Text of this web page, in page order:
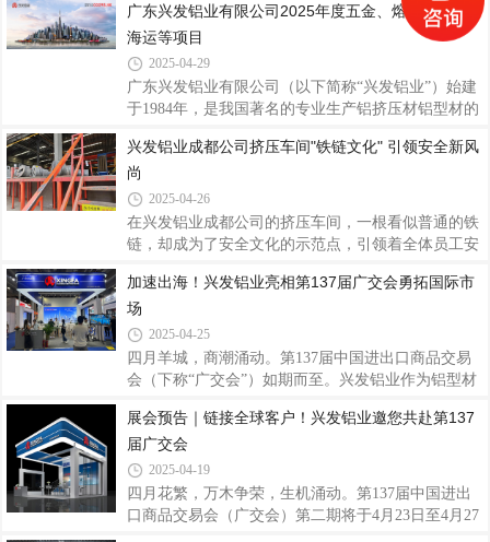
了坚实基础。实地考察交流 携手同行共赢越南经销商
团在兴发铝业工作人员的带领下，前往总部厂区内各
大生产车间进行实地考察，现场观摩了解铝型
1984年创立以来，历经四十余载风雨兼程，从一家名
不见经传的铝型材厂崛起成为行业领军者，更以技术
创新、品质坚守、数智生产和全球化视野，打造出兼
具行业标杆意义与品牌特色的企业形象。一、品质坚
守，筑牢品牌基石在兴发铝业的品牌文化体系
六字核心价值观贯穿始终，产品理念强调“苛求细
节、过程控制”，通过建立国家认可实验室、实施现
代化
广东兴发铝业有限公司2025年度五金、熔辅、包材、
海运等项目
2025-04-29
广东兴发铝业有限公司（以下简称“兴发铝业”）始建
于1984年，是我国著名的专业生产铝挤压材铝型材的
山（3个）、江西宜春、四川成都、河南沁阳、浙江
湖州基地，海外澳洲基地接近完成建设，越南基地正
在建设中。2011年，广新控股集团（2023年及2024年
《财富》世界500强）入股兴发，开创中国铝型材行
业国有、民营混合所有制之先河，从强化党建引领、
到整个企业文化和全体员工精神面貌方方面面都焕然
一新，兴发铝业迎来了良性扩张。近年来，兴发
兴发铝业成都公司挤压车间"铁链文化" 引领安全新风
尚
2025-04-26
在兴发铝业成都公司的挤压车间，一根看似普通的铁
链，却成为了安全文化的示范点，引领着全体员工安
从个体习惯到全员参与，“铁链文化”的实践与深化，
不仅塑造了公司的安全底色，更成为保障员工生命安
全的坚实防线。（图为14#厂房送模平台送模口区域
近貌）铁链安全文化的起源与示范物理防线的诞生为
杜绝送模平台区域的意外坠落风险，14#厂房率先在
理谭日纯明确提出要求：机台员工每日检查铁链完好
性，并在模具搬运作业后必须挂回铁链，形成
加速出海！兴发铝业亮相第137届广交会勇拓国际市
场
2025-04-25
四月羊城，商潮涌动。第137届中国进出口商品交易
会（下称“广交会”）如期而至。兴发铝业作为铝型材
智能高品质系统门窗产品及应用解决方案，积极推动
品牌出海，以产品硬实力和卓越品质服务向全球展示
中国智造的风采，加速出海步伐，全力拓展国际市
场。图：兴发铝业展位兴发铝业是中国先进铝型材制
造商之一，也是国家制造业单项冠军企业，一直致力
展会预告｜链接全球客户！兴发铝业邀您共赴第137
届广交会
2025-04-19
四月花繁，万木争荣，生机涌动。第137届中国进出
口商品交易会（广交会）第二期将于4月23日至4月27